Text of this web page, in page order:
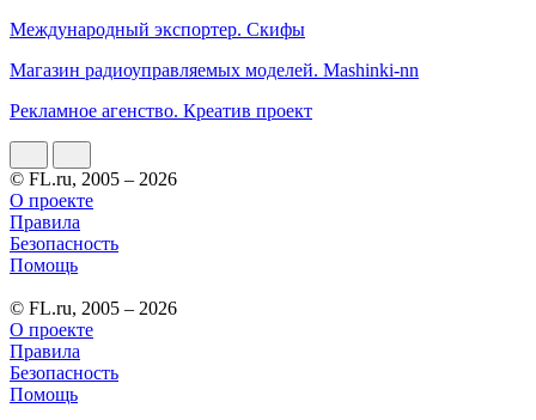
Международный экспортер. Скифы
Магазин радиоуправляемых моделей. Mashinki-nn
Рекламное агенство. Креатив проект
© FL.ru, 2005 – 2026
О проекте
Правила
Безопасность
Помощь
© FL.ru, 2005 – 2026
О проекте
Правила
Безопасность
Помощь